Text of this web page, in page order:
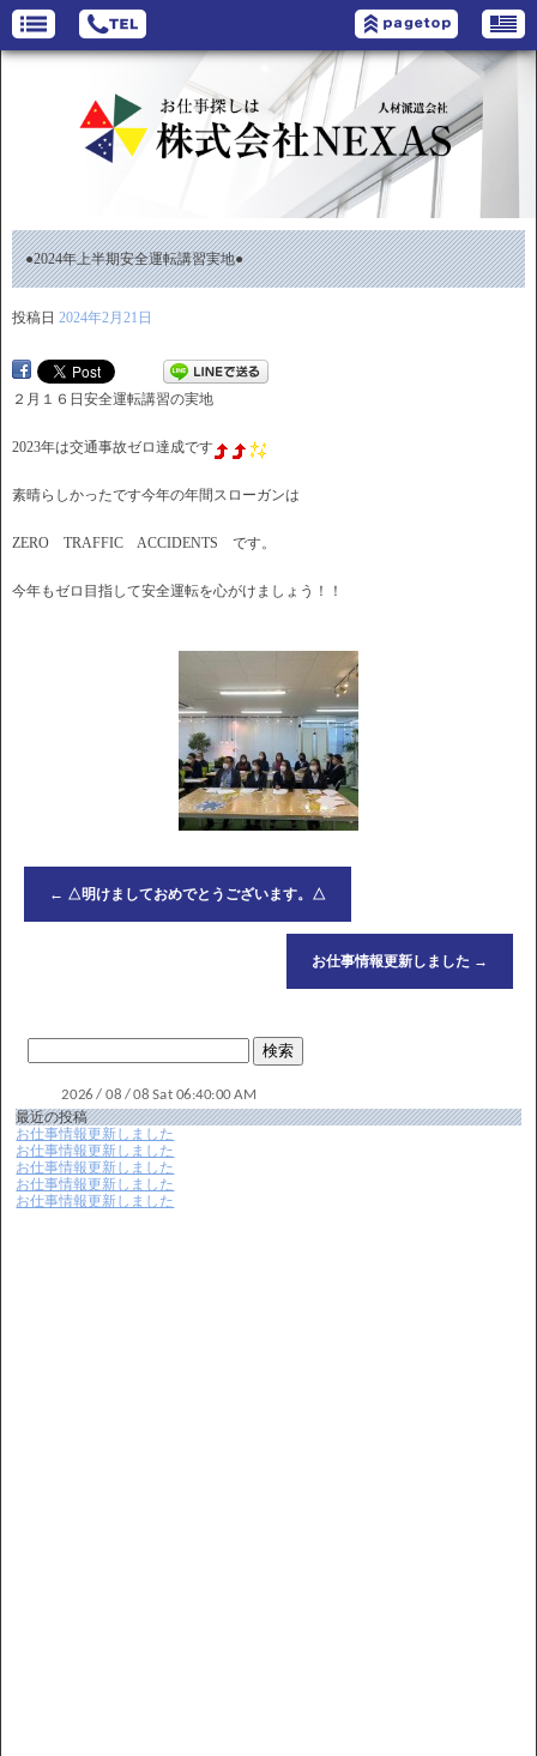
●2024年上半期安全運転講習実地●
投稿日 2024年2月21日
２月１６日安全運転講習の実地
2023年は交通事故ゼロ達成です
素晴らしかったです今年の年間スローガンは
ZERO TRAFFIC ACCIDENTS です。
今年もゼロ目指して安全運転を心がけましょう！！
← △明けましておめでとうございます。△
お仕事情報更新しました →
最近の投稿
お仕事情報更新しました
お仕事情報更新しました
お仕事情報更新しました
お仕事情報更新しました
お仕事情報更新しました